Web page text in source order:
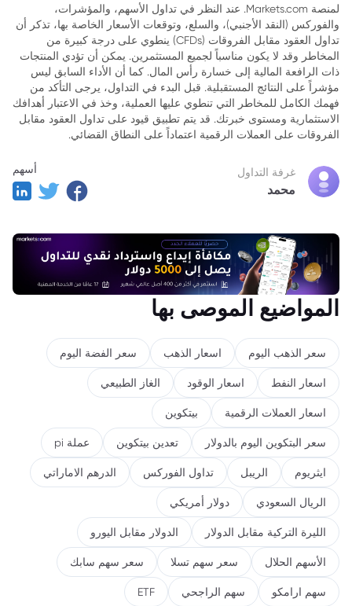
لمنصة Markets.com. عند النظر في تداول الأسهم، والمؤشرات،
والفوركس (النقد الأجنبي)، والسلع، وتوقعات الأسعار الخاصة بها، تذكر أن
تداول العقود مقابل الفروقات (CFDs) ينطوي على درجة كبيرة من
المخاطر وقد لا يكون مناسباً لجميع المستثمرين. يمكن أن تؤدي المنتجات
ذات الرافعة المالية إلى خسارة رأس المال. كما أن الأداء السابق ليس
مؤشراً على النتائج المستقبلية. قبل البدء في التداول، يرجى التأكد من
فهمك الكامل للمخاطر التي تنطوي عليها العملية، وخذ في الاعتبار أهدافك
الاستثمارية ومستوى خبرتك. قد يتم تطبيق قيود على تداول العقود مقابل
الفروقات على العملات الرقمية اعتماداً على النطاق القضائي.
غرفة التداول
محمد
أسهم
المواضيع الموصى بها
سعر الذهب اليوم اسعار الذهب سعر الفضة اليوم
اسعار النفط اسعار الوقود الغاز الطبيعي
اسعار العملات الرقمية بيتكوين
سعر البتكوين اليوم بالدولار تعدين بيتكوين عملة pi
ايثريوم الريبل تداول الفوركس الدرهم الاماراتي
الريال السعودي دولار أمريكي
الليرة التركية مقابل الدولار الدولار مقابل اليورو
الأسهم الحلال سعر سهم تسلا سعر سهم سابك
سهم ارامكو سهم الراجحي ETF